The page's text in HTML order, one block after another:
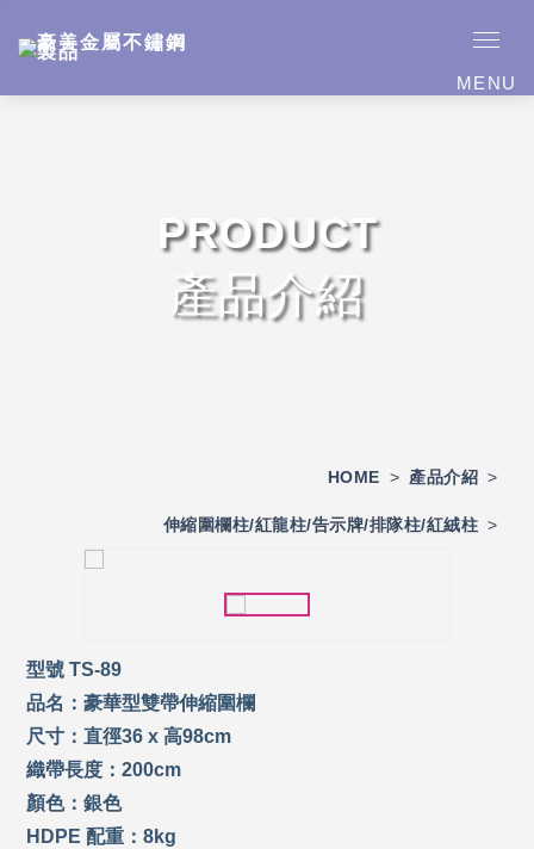
MENU
PRODUCT
產品介紹
HOME > 產品介紹 >
伸縮圍欄柱/紅龍柱/告示牌/排隊柱/紅絨柱 >
型號 TS-89
品名：豪華型雙帶伸縮圍欄
尺寸：直徑36 x 高98cm
織帶長度：200cm
顏色：銀色
HDPE 配重：8kg